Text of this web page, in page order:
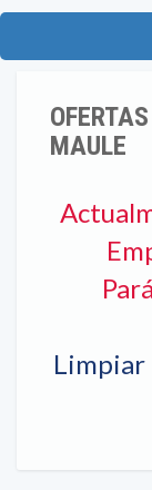
MAULE
Limpiar